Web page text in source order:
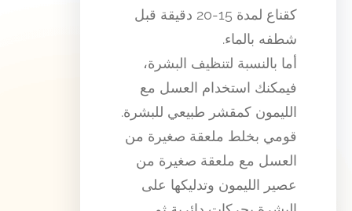
كقناع لمدة 15-20 دقيقة قبل
شطفه بالماء.
أما بالنسبة لتنظيف البشرة،
فيمكنك استخدام العسل مع
الليمون كمقشر طبيعي للبشرة.
قومي بخلط ملعقة صغيرة من
العسل مع ملعقة صغيرة من
عصير الليمون وتدليكها على